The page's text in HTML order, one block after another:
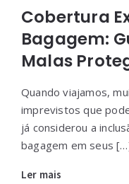
Cobertura
Bagagem:
Malas
Quando viajamos,
imprevistos que
já considerou a
bagagem em seus
Ler mais